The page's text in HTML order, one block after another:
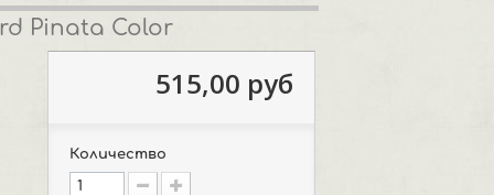
Pinata Color
515,00 руб
Количество